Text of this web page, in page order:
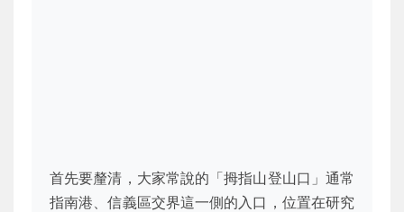
首先要釐清，大家常說的「拇指山登山口」通常
指南港、信義區交界這一側的入口，位置在研究